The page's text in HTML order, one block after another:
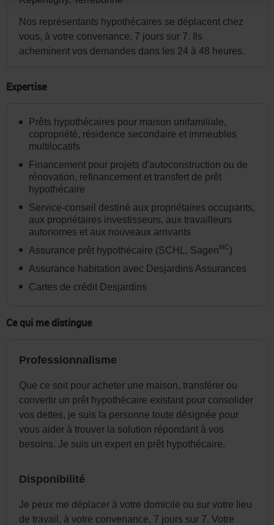
Nos représentants hypothécaires se déplacent chez
vous, à votre convenance, 7 jours sur 7. Ils
acheminent vos demandes dans les 24 à 48 heures.
Expertise
Prêts hypothécaires pour maison unifamiliale,
copropriété, résidence secondaire et immeubles
multilocatifs
Financement pour projets d'autoconstruction ou de
rénovation, refinancement et transfert de prêt
hypothécaire
Service-conseil destiné aux propriétaires occupants,
aux propriétaires investisseurs, aux travailleurs
autonomes et aux nouveaux arrivants
Assurance prêt hypothécaire (SCHL, SagenMC)
Assurance habitation avec Desjardins Assurances
Cartes de crédit Desjardins
Ce qui me distingue
Professionnalisme
Que ce soit pour acheter une maison, transférer ou
convertir un prêt hypothécaire existant pour consolider
vos dettes, je suis la personne toute désignée pour
vous aider à trouver la solution répondant à vos
besoins. Je suis un expert en prêt hypothécaire.
Disponibilité
Je peux me déplacer à votre domicile ou sur votre lieu
de travail, à votre convenance, 7 jours sur 7. Votre
Par
la
suite,
votre
choix
de
province
d'État
et
langue
dans
menu
de
la
page
au